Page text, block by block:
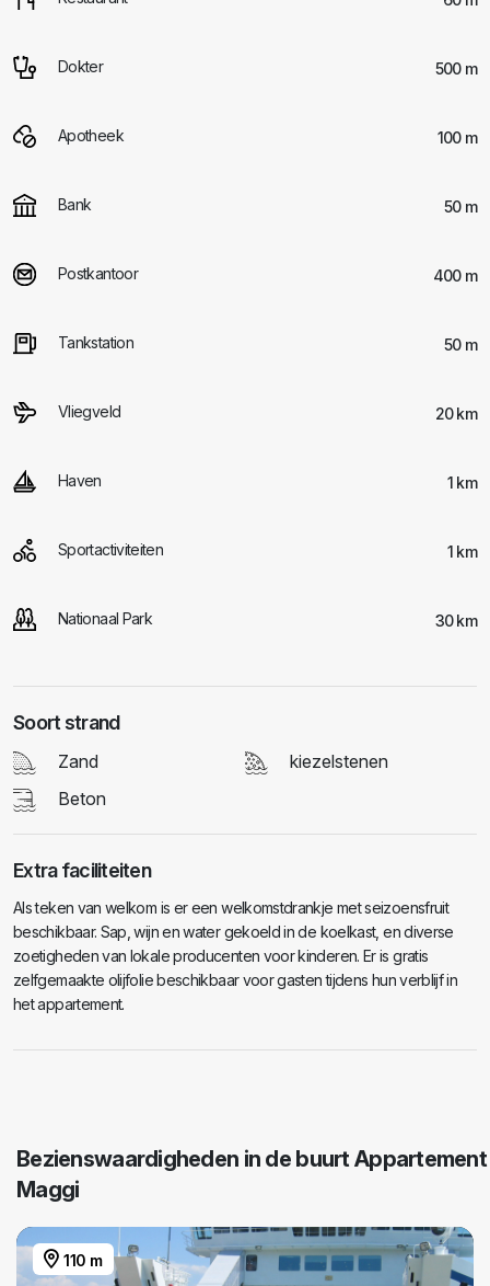
Dokter 500 m
Apotheek 100 m
Bank 50 m
Postkantoor 400 m
Tankstation 50 m
Vliegveld 20 km
Haven 1 km
Sportactiviteiten 1 km
Nationaal Park 30 km
Soort strand
Zand
kiezelstenen
Beton
Extra faciliteiten
Als teken van welkom is er een welkomstdrankje met seizoensfruit
beschikbaar. Sap, wijn en water gekoeld in de koelkast, en diverse
zoetigheden van lokale producenten voor kinderen. Er is gratis
zelfgemaakte olijfolie beschikbaar voor gasten tijdens hun verblijf in
het appartement.
Bezienswaardigheden in de buurt Appartement
Maggi
110 m